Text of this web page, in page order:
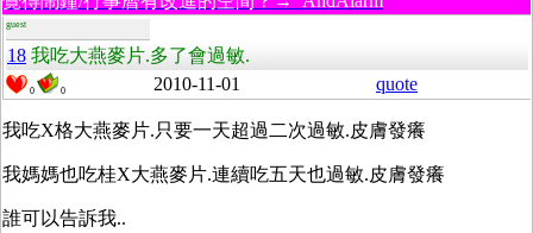
guest
18 我吃大燕麥片.多了會過敏.
0 0 2010-11-01 quote
我吃X格大燕麥片.只要一天超過二次過敏.皮膚發癢
我媽媽也吃桂X大燕麥片.連續吃五天也過敏.皮膚發癢
誰可以告訴我..